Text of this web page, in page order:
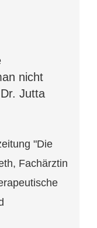
nicht
Jutta
"Die
Fachärztin